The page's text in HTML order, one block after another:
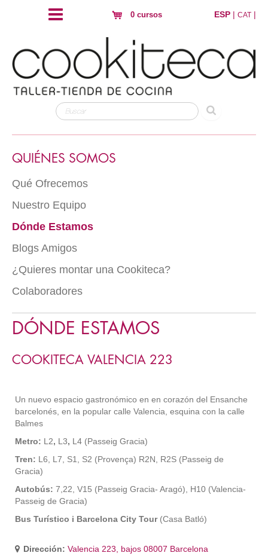
0 cursos ESP | CAT |
QUIÉNES SOMOS
Qué Ofrecemos
Nuestro Equipo
Dónde Estamos
Blogs Amigos
¿Quieres montar una Cookiteca?
Colaboradores
DÓNDE ESTAMOS
COOKITECA VALENCIA 223
Un nuevo espacio gastronómico en en corazón del Ensanche
barcelonés, en la popular calle Valencia, esquina con la calle
Balmes
Metro: L2, L3, L4 (Passeig Gracia)
Tren: L6, L7, S1, S2 (Provença) R2N, R2S (Passeig de
Gracia)
Autobús: 7,22, V15 (Passeig Gracia- Aragó), H10 (Valencia-
Passeig de Gracia)
Bus Turístico i Barcelona City Tour(Casa Batló)
Dirección: Valencia 223, bajos 08007 Barcelona